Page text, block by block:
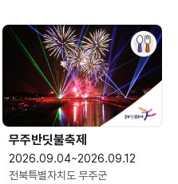
무주반딧불축제
2026.09.04~2026.09.12
전북특별자치도 무주군